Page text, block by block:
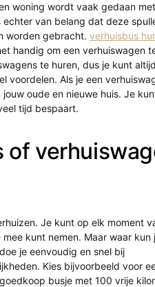
woning wordt vaak gedaan met
van belang dat deze
worden gebracht. verhuisbus
handig om een verhuiswagen
te huren, dus je kunt
voordelen. Als je een
oude en nieuwe huis. Je
tijd bespaart.
of
Je kunt op elk moment
kunt nemen. Maar waar kun
je eenvoudig en snel bij
Kies bijvoorbeeld voor
busje met 100 vrije